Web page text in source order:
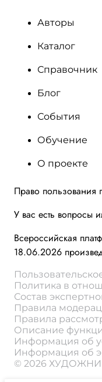
Авторы
Каталог
Справочник
Блог
События
Обучение
О проекте
Право пользования
У вас есть вопросы
Всероссийская
18.06.2026
Политика в
Состав
Правила
Правила
Описание
Информация об
Информация об
© 2026